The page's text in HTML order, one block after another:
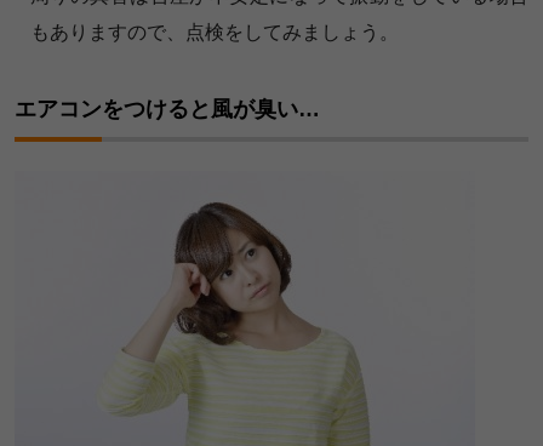
もありますので、点検をしてみましょう。
エアコンをつけると風が臭い…